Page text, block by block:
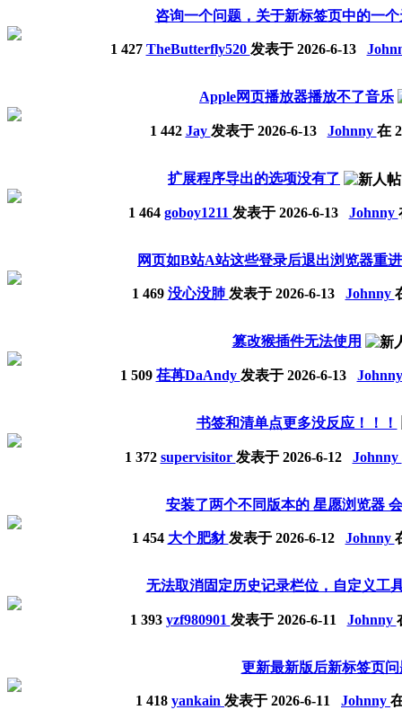
咨询一个问题，关于新标签页中的一
1 427 TheButterfly520 发表于 2026-6-13
Apple网页播放器播放不了音乐
1 442 Jay 发表于 2026-6-13 Johnny 在
扩展程序导出的选项没有了
1 464 goboy1211 发表于 2026-6-13 Johnny
网页如B站A站这些登录后退出浏览器重
1 469 没心没肺 发表于 2026-6-13 Johnny
篡改猴插件无法使用
1 509 荏苒DaAndy 发表于 2026-6-13
书签和清单点更多没反应！！！
1 372 supervisitor 发表于 2026-6-12 Johnny
安装了两个不同版本的 星愿浏览器
1 454 大个肥豺发表于 2026-6-12 Johnny
无法取消固定历史记录栏位，自定义工
1 393 yzf980901 发表于 2026-6-11 Johnny
更新最新版后新标签页问
1 418 yankain 发表于 2026-6-11 Johnny